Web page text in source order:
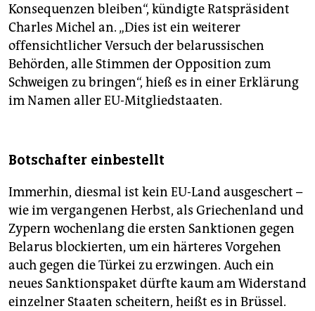
Konsequenzen bleiben“, kündigte Ratspräsident
Charles Michel an. „Dies ist ein weiterer
offensichtlicher Versuch der belarussischen
Behörden, alle Stimmen der Opposition zum
Schweigen zu bringen“, hieß es in einer Erklärung
im Namen aller EU-Mitgliedstaaten.
Botschafter einbestellt
Immerhin, diesmal ist kein EU-Land ausgeschert –
wie im vergangenen Herbst, als Griechenland und
Zypern wochenlang die ersten Sanktionen gegen
Belarus blockierten, um ein härteres Vorgehen
auch gegen die Türkei zu erzwingen. Auch ein
neues Sanktionspaket dürfte kaum am Widerstand
einzelner Staaten scheitern, heißt es in Brüssel.